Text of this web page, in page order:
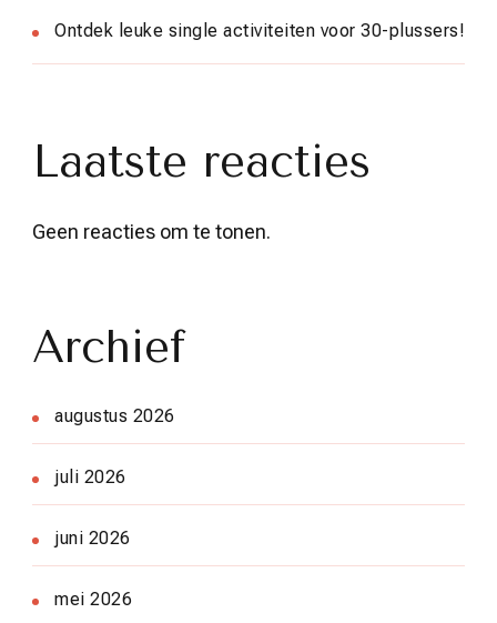
Ontdek leuke single activiteiten voor 30-plussers!
Laatste reacties
Geen reacties om te tonen.
Archief
augustus 2026
juli 2026
juni 2026
mei 2026